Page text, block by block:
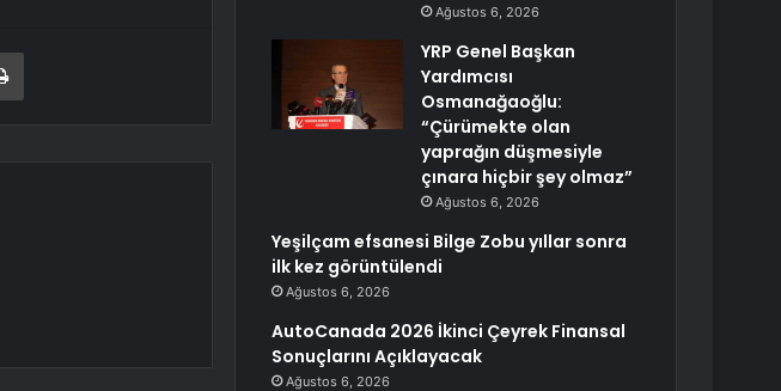
Yazdır
Ağustos 6, 2026
YRP Genel Başkan
Yardımcısı
Osmanağaoğlu:
“Çürümekte olan
yaprağın düşmesiyle
çınara hiçbir şey olmaz”
Ağustos 6, 2026
Yeşilçam efsanesi Bilge Zobu yıllar sonra
ilk kez görüntülendi
Ağustos 6, 2026
AutoCanada 2026 İkinci Çeyrek Finansal
Sonuçlarını Açıklayacak
Ağustos 6, 2026